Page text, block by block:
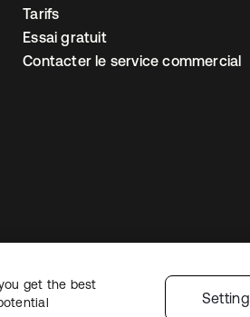
Tarifs
Essai gratuit
Contacter le service commercial
du site Plan du site
get the best